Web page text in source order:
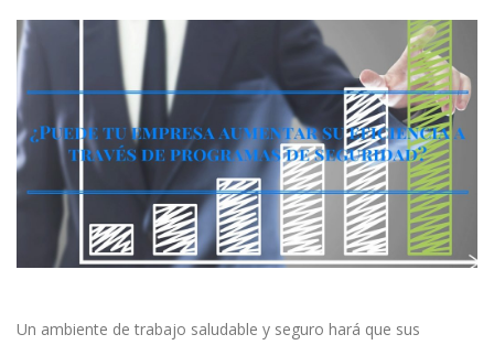
Un ambiente de trabajo saludable y seguro hará que sus